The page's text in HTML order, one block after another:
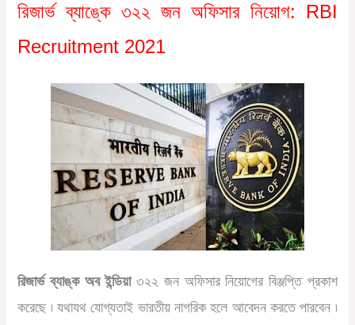
রিজার্ভ ব্যাঙ্কে ৩২২ জন অফিসার নিয়োগ: RBI
Recruitment 2021
রিজার্ভ ব্যাঙ্ক অব ইন্ডিয়া৩২২ জন অফিসার নিয়োগের বিঞ্জপ্তি প্রকাশ
করেছে ৷ যথাযথ যোগ্যতাই ভারতীয় নাগরিক হলে আবেদন করতে পারবেন ৷